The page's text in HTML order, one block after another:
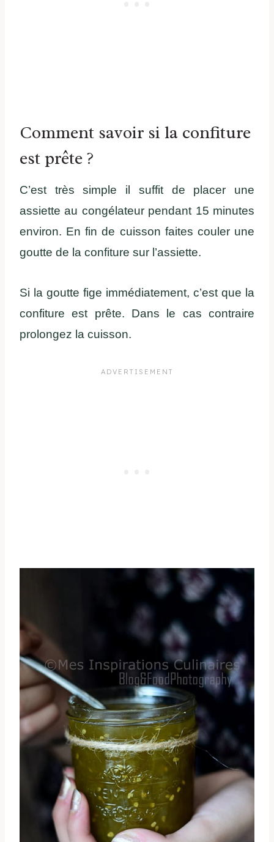
Comment savoir si la confiture
est prête ?
C’est très simple il suffit de placer une
assiette au congélateur pendant 15 minutes
environ. En fin de cuisson faites couler une
goutte de la confiture sur l’assiette.
Si la goutte fige immédiatement, c’est que la
confiture est prête. Dans le cas contraire
prolongez la cuisson.